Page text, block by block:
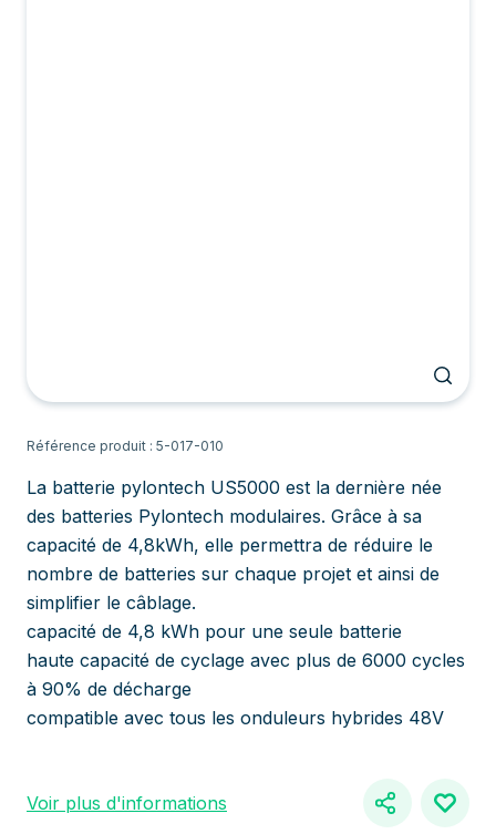
Référence produit : 5-017-010
La batterie pylontech US5000 est la dernière née
des batteries Pylontech modulaires. Grâce à sa
capacité de 4,8kWh, elle permettra de réduire le
nombre de batteries sur chaque projet et ainsi de
simplifier le câblage.
capacité de 4,8 kWh pour une seule batterie
haute capacité de cyclage avec plus de 6000 cycles
à 90% de décharge
compatible avec tous les onduleurs hybrides 48V
Voir plus d'informations